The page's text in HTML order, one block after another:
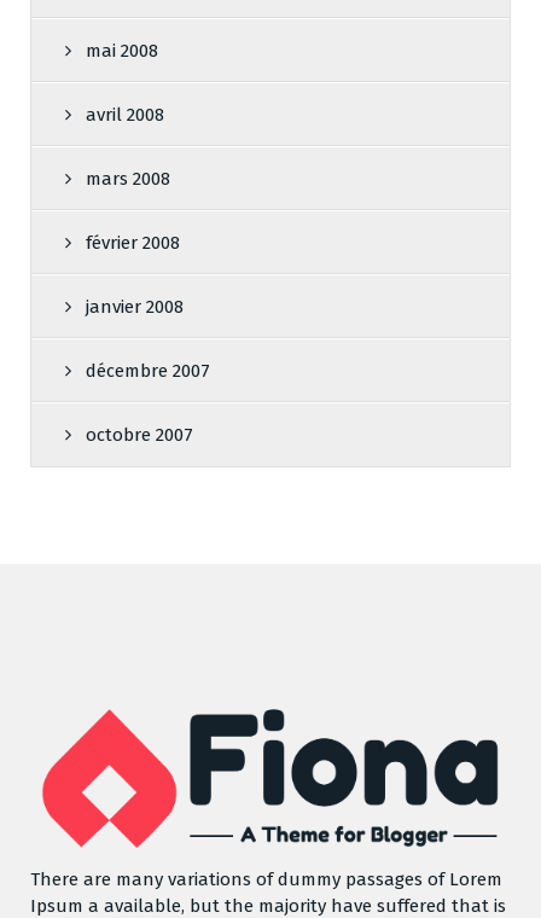
mai 2008
avril 2008
mars 2008
février 2008
janvier 2008
décembre 2007
octobre 2007
There are many variations of dummy passages of Lorem
Ipsum a available, but the majority have suffered that is